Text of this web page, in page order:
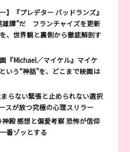
】『プレデター バッドランズ』
雄譚”だ フランチャイズを更新
、世界観と裏側から徹底解剖す
『Michael／マイケル』マイケ
いう“神話”を、どこまで映画は
らない緊張と止められない選択
スが放つ究極の心理スリラー
殿 感想と偏愛考察 恐怖が信仰
番ゾッとする